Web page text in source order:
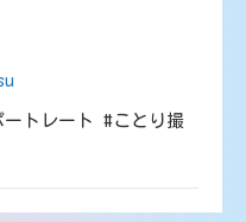
トレート #ことり撮